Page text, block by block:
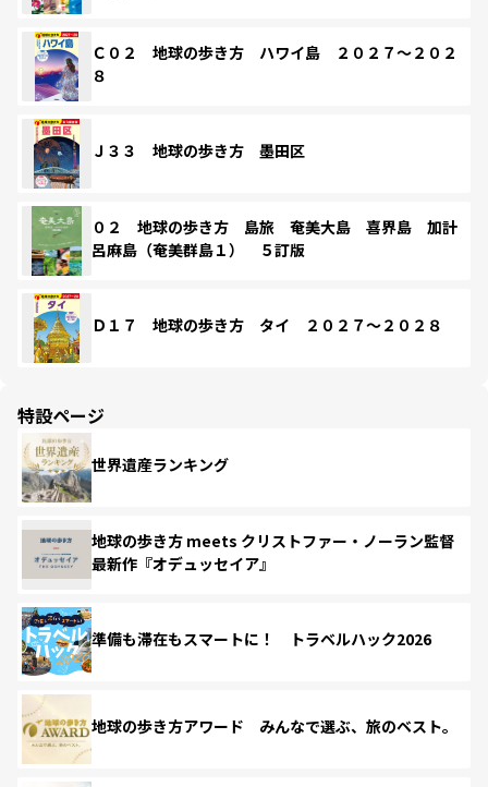
Ｃ０２ 地球の歩き方 ハワイ島 ２０２７～２０２
８
Ｊ３３ 地球の歩き方 墨田区
０２ 地球の歩き方 島旅 奄美大島 喜界島 加計
呂麻島（奄美群島１） ５訂版
Ｄ１７ 地球の歩き方 タイ ２０２７～２０２８
特設ページ
世界遺産ランキング
地球の歩き方 meets クリストファー・ノーラン監督
最新作『オデュッセイア』
準備も滞在もスマートに！ トラベルハック2026
地球の歩き方アワード みんなで選ぶ、旅のベスト。